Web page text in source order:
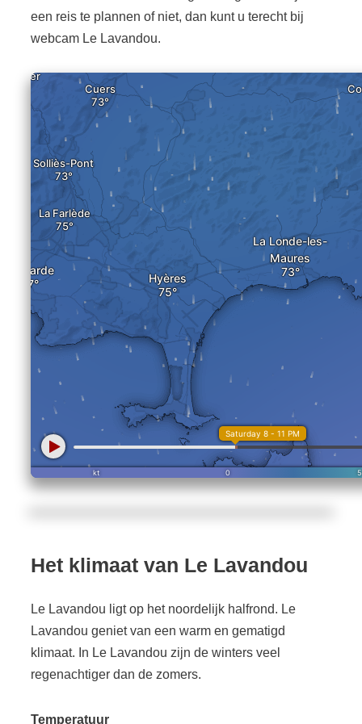
een reis te plannen of niet, dan kunt u terecht bij
webcam Le Lavandou.
Het klimaat van Le Lavandou
Le Lavandou ligt op het noordelijk halfrond. Le
Lavandou geniet van een warm en gematigd
klimaat. In Le Lavandou zijn de winters veel
regenachtiger dan de zomers.
Temperatuur